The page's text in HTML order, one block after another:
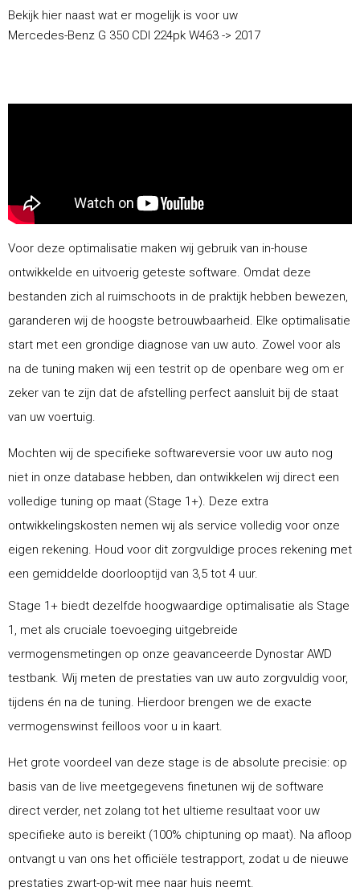
Bekijk hier naast wat er mogelijk is voor uw
Mercedes-Benz G 350 CDI 224pk W463 -> 2017
Voor deze optimalisatie maken wij gebruik van in-house
ontwikkelde en uitvoerig geteste software. Omdat deze
bestanden zich al ruimschoots in de praktijk hebben bewezen,
garanderen wij de hoogste betrouwbaarheid. Elke optimalisatie
start met een grondige diagnose van uw auto. Zowel voor als
na de tuning maken wij een testrit op de openbare weg om er
zeker van te zijn dat de afstelling perfect aansluit bij de staat
van uw voertuig.
Mochten wij de specifieke softwareversie voor uw auto nog
niet in onze database hebben, dan ontwikkelen wij direct een
volledige tuning op maat (Stage 1+). Deze extra
ontwikkelingskosten nemen wij als service volledig voor onze
eigen rekening. Houd voor dit zorgvuldige proces rekening met
een gemiddelde doorlooptijd van 3,5 tot 4 uur.
Stage 1+ biedt dezelfde hoogwaardige optimalisatie als Stage
1, met als cruciale toevoeging uitgebreide
vermogensmetingen op onze geavanceerde Dynostar AWD
testbank. Wij meten de prestaties van uw auto zorgvuldig voor,
tijdens én na de tuning. Hierdoor brengen we de exacte
vermogenswinst feilloos voor u in kaart.
Het grote voordeel van deze stage is de absolute precisie: op
basis van de live meetgegevens finetunen wij de software
direct verder, net zolang tot het ultieme resultaat voor uw
specifieke auto is bereikt (100% chiptuning op maat). Na afloop
ontvangt u van ons het officiële testrapport, zodat u de nieuwe
prestaties zwart-op-wit mee naar huis neemt.